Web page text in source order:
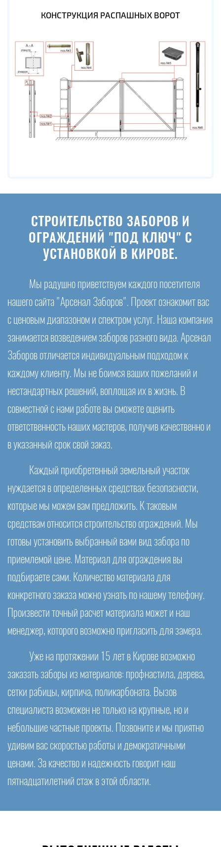
КОНСТРУКЦИЯ РАСПАШНЫХ ВОРОТ
СТРОИТЕЛЬСТВО ЗАБОРОВ И
ОГРАЖДЕНИЙ "ПОД КЛЮЧ" С
УСТАНОВКОЙ В КИРОВЕ.
Мы радушно приветствуем каждого посетителя
нашего сайта "Арсенал Заборов". Проект ознакомит вас
с ценовым диапазоном и спектром услуг. Наша компания
занимается возведением заборов разного вида. Арсенал
Заборов отличается индивидуальным подходом к
каждому клиенту. Мы не боимся ваших пожеланий и
нестандартных решений, воплощая их в жизнь. В
совместной с нами работе вы сможете оценить
ответственность наших мастеров, получив качественно и
в указанный срок свой заказ.
Каждый приобретенный земельный участок
нуждается в определенных средствах безопасности,
которые мы можем вам предложить. К таковым
средствам относится строительство ограждений. Мы
готовы установить выбранный вами вид забора по
приемлемой цене. Материал для ограждения вы
подбираете сами. Количество материала для
конкретного заказа можно узнать по нашему телефону.
Произвести точный расчет материала может и наш
менеджер, которого возможно пригласить для замера.
Уже на протяжении 15 лет в Кирове возможно
заказать заборы из материалов: профнастила, дерева,
сетки рабицы, кирпича, поликарбоната. Вызов
специалиста возможен не только на крупные, но и
небольшие частные проекты. Позвоните и мы приятно
удивим вас скоростью работы и демократичными
ценами. За качество и надежность говорит наш
пятнадцатилетний стаж в этой области.